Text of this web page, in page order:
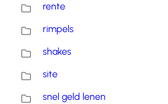
rente
rimpels
shakes
site
snel geld lenen